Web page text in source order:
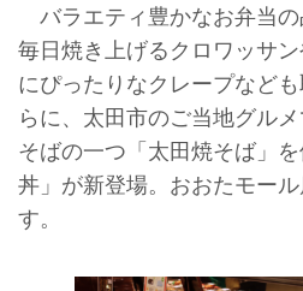
バラエティ豊かなお弁当
毎日焼き上げるクロワッサ
にぴったりなクレープなど
らに、太田市のご当地グル
そばの一つ「太田焼そば」
丼」が新登場。おおたモー
す。